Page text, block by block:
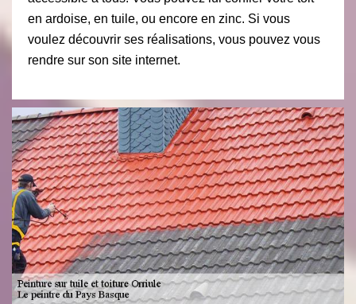
en ardoise, en tuile, ou encore en zinc. Si vous
voulez découvrir ses réalisations, vous pouvez vous
rendre sur son site internet.